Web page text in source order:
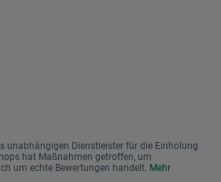
unabhängigen Dienstleister für die Einholung
hat Maßnahmen getroffen, um
um echte Bewertungen handelt. Mehr